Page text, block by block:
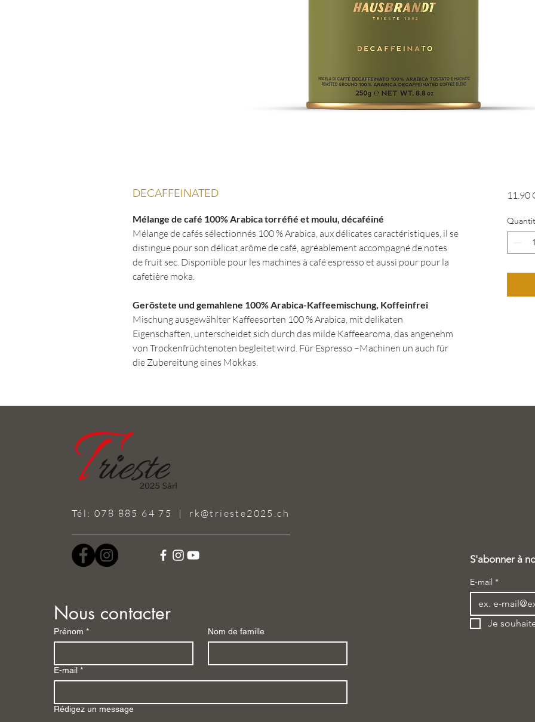
DECAFFEINATED
Mélange de café 100% Arabica torréfié et moulu, décaféiné
Mélange de cafés sélectionnés 100 % Arabica, aux délicates caractéristiques, il se
distingue pour son délicat arôme de café, agréablement accompagné de notes
de fruit sec. Disponible pour les machines à café espresso et aussi pour pour la
cafetière moka.
Geröstete und gemahlene 100% Arabica-Kaffeemischung, Koffeinfrei
Mischung ausgewählter Kaffeesorten 100 % Arabica, mit delikaten
Eigenschaften, unterscheidet sich durch das milde Kaffeearoma, das angenehm
von Trockenfrüchtenoten begleitet wird. Für Espresso –Machinen un auch für
die Zubereitung eines Mokkas.
11.90
Tél: 078 885 64 75 | rk@trieste2025.ch
Nous contacter
Prénom * Nom de famille
E-mail *
Rédigez un message
S'abonner à
E-mail *
Je